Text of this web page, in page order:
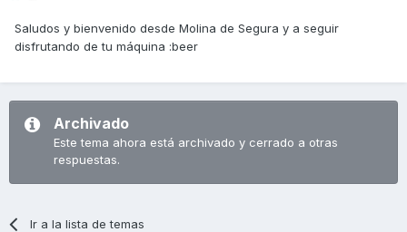
Saludos y bienvenido desde Molina de Segura y a seguir
disfrutando de tu máquina :beer
Archivado
Este tema ahora está archivado y cerrado a otras
respuestas.
Ir a la lista de temas